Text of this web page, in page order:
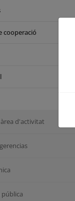
cooperació
d'activitat